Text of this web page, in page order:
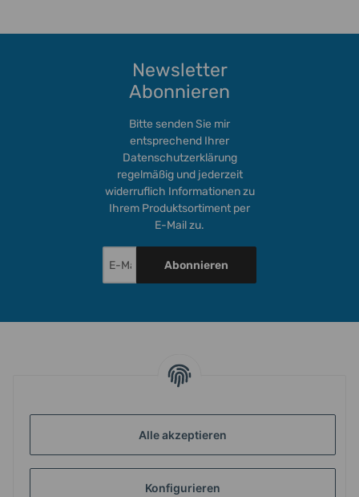
Alle akzeptieren
Konfigurieren
Newsletter
Abonnieren
Bitte senden Sie mir
entsprechend Ihrer
Datenschutzerklärung
regelmäßig und jederzeit
widerruflich Informationen zu
Ihrem Produktsortiment per
E-Mail zu.
Abonnieren
INFORMATIONEN
GESETZLICHE INFORMATIONEN
ZAHLUNG & VERSAND